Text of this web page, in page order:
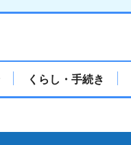
くらし・手続き